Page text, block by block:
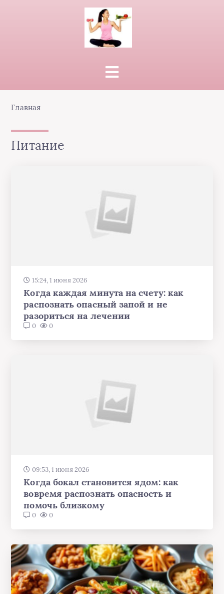
Главная
Питание
15:24, 1 июня 2026
Когда каждая минута на счету: как
распознать опасный запой и не
разориться на лечении
0 0
09:53, 1 июня 2026
Когда бокал становится ядом: как
вовремя распознать опасность и
помочь близкому
0 0